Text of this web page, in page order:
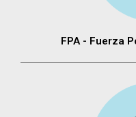
FPA - Fuerza